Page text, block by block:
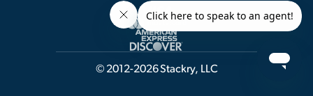
© 2012-2026 Stackry, LLC